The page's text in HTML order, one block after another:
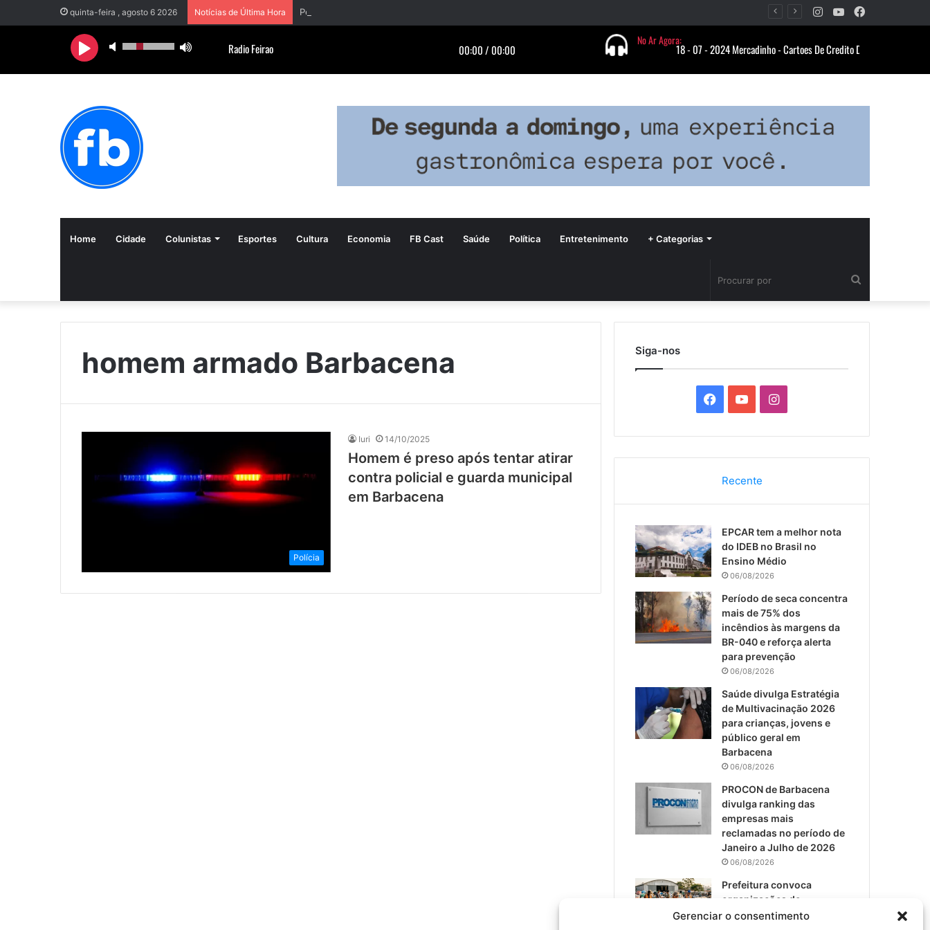
Gerenciar o consentimento
quinta-feira , agosto 6 2026 Notícias de Última Hora YouTube
Instagram
Home Cidade Colunistas Esportes Cultura Economia FB Cast Saúde Política Entretenimento + Categorias
por
homem armado Barbacena
Polícia
Iuri 14/10/2025
Homem é preso após tentar atirar
contra policial e guarda municipal
em Barbacena
Siga-nos
c
e
b
o
o
k
u
T
u
b
e
I
s
a
g
r
m
Recente
EPCAR tem a melhor nota
do IDEB no Brasil no
Ensino Médio
06/08/2026
Período de seca concentra
mais de 75% dos
incêndios às margens da
BR-040 e reforça alerta
para prevenção
06/08/2026
Saúde divulga Estratégia
de Multivacinação 2026
para crianças, jovens e
público geral em
Barbacena
06/08/2026
PROCON de Barbacena
divulga ranking das
empresas mais
reclamadas no período de
Janeiro a Julho de 2026
06/08/2026
Prefeitura convoca
organizações de
catadores para reunião